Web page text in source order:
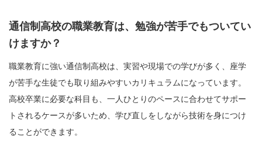
通信制高校の職業教育は、勉強が苦手でもついてい
けますか？
職業教育に強い通信制高校は、実習や現場での学びが多く、座学
が苦手な生徒でも取り組みやすいカリキュラムになっています。
高校卒業に必要な科目も、一人ひとりのペースに合わせてサポー
トされるケースが多いため、学び直しをしながら技術を身につけ
ることができます。